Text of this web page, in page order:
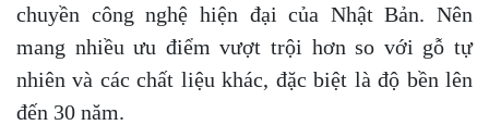
chuyền công nghệ hiện đại của Nhật Bản. Nên
mang nhiều ưu điểm vượt trội hơn so với gỗ tự
nhiên và các chất liệu khác, đặc biệt là độ bền lên
đến 30 năm.